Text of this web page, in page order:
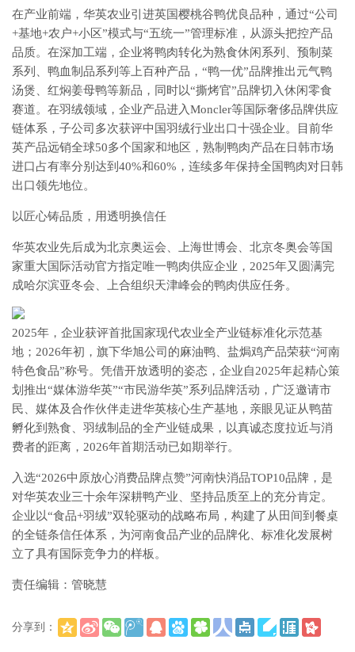
在产业前端，华英农业引进英国樱桃谷鸭优良品种，通过“公司
+基地+农户+小区”模式与“五统一”管理标准，从源头把控产品
品质。在深加工端，企业将鸭肉转化为熟食休闲系列、预制菜
系列、鸭血制品系列等上百种产品，“鸭一优”品牌推出元气鸭
汤煲、红焖姜母鸭等新品，同时以“撕烤官”品牌切入休闲零食
赛道。在羽绒领域，企业产品进入Moncler等国际奢侈品牌供应
链体系，子公司多次获评中国羽绒行业出口十强企业。目前华
英产品远销全球50多个国家和地区，熟制鸭肉产品在日韩市场
进口占有率分别达到40%和60%，连续多年保持全国鸭肉对日韩
出口领先地位。
以匠心铸品质，用透明换信任
华英农业先后成为北京奥运会、上海世博会、北京冬奥会等国
家重大国际活动官方指定唯一鸭肉供应企业，2025年又圆满完
成哈尔滨亚冬会、上合组织天津峰会的鸭肉供应任务。
2025年，企业获评首批国家现代农业全产业链标准化示范基
地；2026年初，旗下华旭公司的麻油鸭、盐焗鸡产品荣获“河南
特色食品”称号。凭借开放透明的姿态，企业自2025年起精心策
划推出“媒体游华英”“市民游华英”系列品牌活动，广泛邀请市
民、媒体及合作伙伴走进华英核心生产基地，亲眼见证从鸭苗
孵化到熟食、羽绒制品的全产业链成果，以真诚态度拉近与消
费者的距离，2026年首期活动已如期举行。
入选“2026中原放心消费品牌点赞”河南快消品TOP10品牌，是
对华英农业三十余年深耕鸭产业、坚持品质至上的充分肯定。
企业以“食品+羽绒”双轮驱动的战略布局，构建了从田间到餐桌
的全链条信任体系，为河南食品产业的品牌化、标准化发展树
立了具有国际竞争力的样板。
责任编辑：管晓慧
分享到：